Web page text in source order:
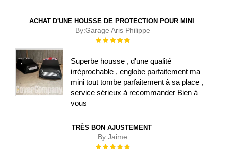
ACHAT D'UNE HOUSSE DE PROTECTION POUR MINI
By:Garage Aris Philippe
Évaluation :
Superbe housse , d'une qualité
irréprochable , englobe parfaitement ma
mini tout tombe parfaitement à sa place ,
service sérieux à recommander Bien à
vous
TRÈS BON AJUSTEMENT
By:Jaime
Évaluation :